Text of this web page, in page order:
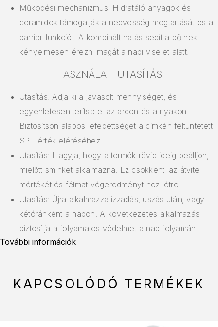
Működési mechanizmus: Hidratáló anyagok és
ceramidok támogatják a nedvesség megtartását és a
barrier funkciót. A kombinált hatás segít a bőrnek
kényelmesen érezni magát a napi viselet alatt.
HASZNÁLATI UTASÍTÁS
Utasítás: Adja ki a javasolt mennyiséget, és
egyenletesen terítse el az arcon és a nyakon.
Biztosítson alapos lefedettséget a címkén feltüntetett
SPF érték eléréséhez.
Utasítás: Hagyja, hogy a termék rövid ideig beálljon,
mielőtt sminket alkalmazna. Ez csökkenti az átvitel
mértékét és félmat végeredményt hoz létre.
Utasítás: Újra alkalmazza izzadás, úszás után, vagy
kétóránként a napon. A következetes alkalmazás
biztosítja a folyamatos védelmet a nap folyamán.
További információk
KAPCSOLÓDÓ TERMÉKEK